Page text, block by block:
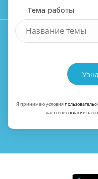
Тема работы
Я принимаю условия
даю своесогласиена